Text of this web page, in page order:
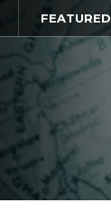
FEATURED